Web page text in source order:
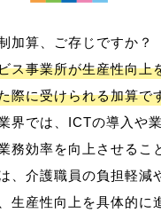
加算、ご存じですか？
ス事業所が生産性向上
際に受けられる加算で
界では、ICTの導入や
務効率を向上させるこ
、介護職員の負担軽減
生産性向上を具体的に